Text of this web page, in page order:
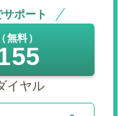
ポート
料）
イヤル